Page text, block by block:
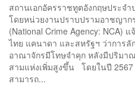
สถานเอกอัครราชทูตอังกฤษประจ
โดยหน่วยงานปราบปรามอาชญา
(National Crime Agency: NCA)
ไทย แคนาดา และสหรัฐฯ ว่าการ
อาณาจักรมีโทษจำคุก หลังมีปริมา
สามแห่งเพิ่มสูงขึ้น โดยในปี
สามารถ...